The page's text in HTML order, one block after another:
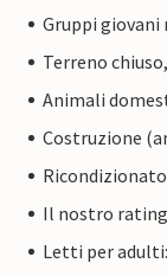
Gruppi giovani
Terreno
Animali
Costruzione
Il nostro
Letti per